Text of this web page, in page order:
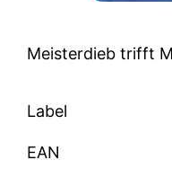
Meisterdieb trifft
Label
EAN